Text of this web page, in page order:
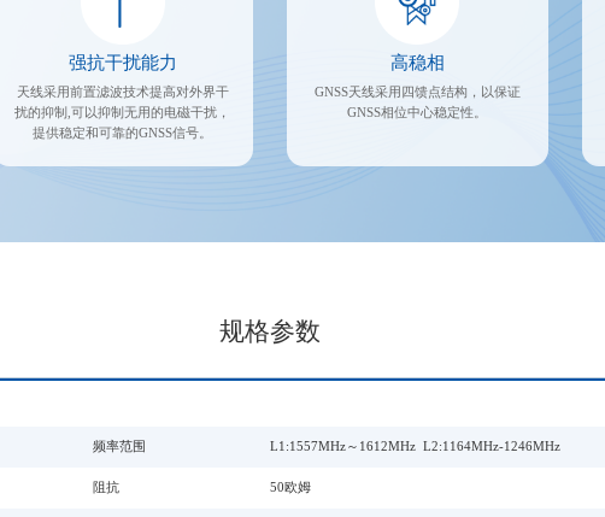
强抗干扰能力
天线采用前置滤波技术提高对外界干
扰的抑制,可以抑制无用的电磁干扰，
提供稳定和可靠的GNSS信号。
高稳相
GNSS天线采用四馈点结构，以保证
GNSS相位中心稳定性。
规格参数
频率范围 L1:1557MHz～1612MHz L2:1164MHz-1246MHz
阻抗 50欧姆